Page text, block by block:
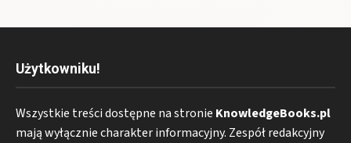
Użytkowniku!
Wszystkie treści dostępne na stronie KnowledgeBooks.pl
mają wyłącznie charakter informacyjny. Zespół redakcyjny